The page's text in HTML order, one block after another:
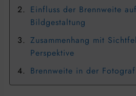
Einfluss der Brennweite
Bildgestaltung
Zusammenhang mit
Perspektive
Brennweite in der